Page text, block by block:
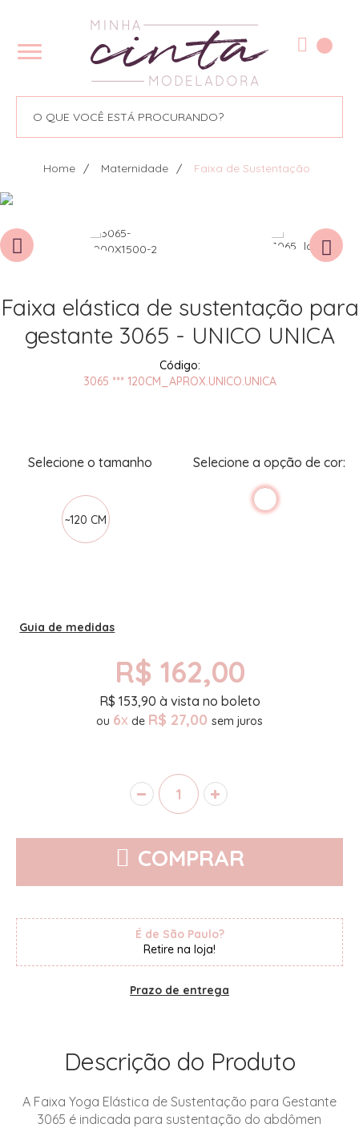
Home Maternidade Faixa de Sustentação
Faixa elástica de sustentação para
gestante 3065 - UNICO UNICA
3065 *** 120CM_APROX.UNICO.UNICA
~120 CM
Guia de medidas
R$ 162,00
R$ 153,90 à vista no boleto
ou 6x de R$ 27,00
COMPRAR
É de São Paulo?
Retire na loja!
Prazo de entrega
Descrição do Produto
A Faixa Yoga Elástica de Sustentação para Gestante
3065 é indicada para sustentação do abdômen